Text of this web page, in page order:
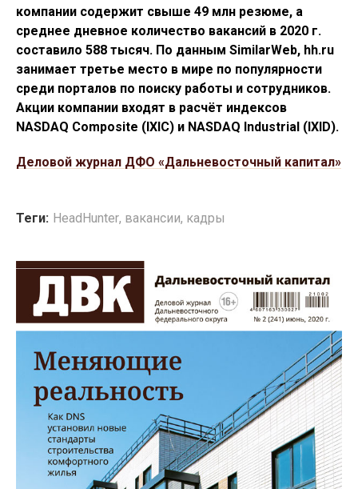
компании содержит свыше 49 млн резюме, а
среднее дневное количество вакансий в 2020 г.
составило 588 тысяч. По данным SimilarWeb, hh.ru
занимает третье место в мире по популярности
среди порталов по поиску работы и сотрудников.
Акции компании входят в расчёт индексов
NASDAQ Composite (IXIC) и NASDAQ Industrial (IXID).
Деловой журнал ДФО «Дальневосточный капитал»
Теги: HeadHunter, вакансии, кадры